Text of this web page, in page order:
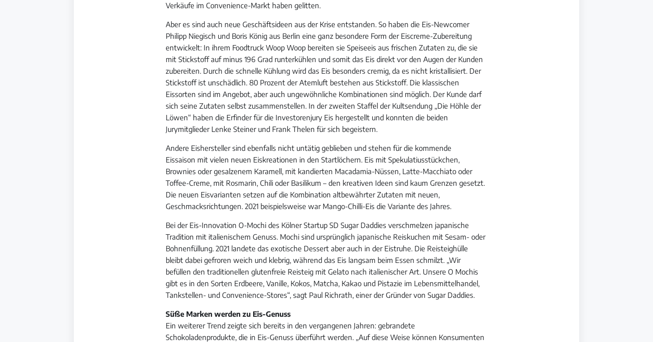
Verkäufe im Convenience-Markt haben gelitten.
Aber es sind auch neue Geschäftsideen aus der Krise entstanden. So haben die Eis-Newcomer
Philipp Niegisch und Boris König aus Berlin eine ganz besondere Form der Eiscreme-Zubereitung
entwickelt: In ihrem Foodtruck Woop Woop bereiten sie Speiseeis aus frischen Zutaten zu, die sie
mit Stickstoff auf minus 196 Grad runterkühlen und somit das Eis direkt vor den Augen der Kunden
zubereiten. Durch die schnelle Kühlung wird das Eis besonders cremig, da es nicht kristallisiert. Der
Stickstoff ist unschädlich. 80 Prozent der Atemluft bestehen aus Stickstoff. Die klassischen
Eissorten sind im Angebot, aber auch ungewöhnliche Kombinationen sind möglich. Der Kunde darf
sich seine Zutaten selbst zusammenstellen. In der zweiten Staffel der Kultsendung „Die Höhle der
Löwen“ haben die Erfinder für die Investorenjury Eis hergestellt und konnten die beiden
Jurymitglieder Lenke Steiner und Frank Thelen für sich begeistern.
Andere Eishersteller sind ebenfalls nicht untätig geblieben und stehen für die kommende
Eissaison mit vielen neuen Eiskreationen in den Startlöchern. Eis mit Spekulatiusstückchen,
Brownies oder gesalzenem Karamell, mit kandierten Macadamia-Nüssen, Latte-Macchiato oder
Toffee-Creme, mit Rosmarin, Chili oder Basilikum – den kreativen Ideen sind kaum Grenzen gesetzt.
Die neuen Eisvarianten setzen auf die Kombination altbewährter Zutaten mit neuen,
Geschmacksrichtungen. 2021 beispielsweise war Mango-Chilli-Eis die Variante des Jahres.
Bei der Eis-Innovation O-Mochi des Kölner Startup SD Sugar Daddies verschmelzen japanische
Tradition mit italienischem Genuss. Mochi sind ursprünglich japanische Reiskuchen mit Sesam- oder
Bohnenfüllung. 2021 landete das exotische Dessert aber auch in der Eistruhe. Die Reisteighülle
bleibt dabei gefroren weich und klebrig, während das Eis langsam beim Essen schmilzt. „Wir
befüllen den traditionellen glutenfreie Reisteig mit Gelato nach italienischer Art. Unsere O Mochis
gibt es in den Sorten Erdbeere, Vanille, Kokos, Matcha, Kakao und Pistazie im Lebensmittelhandel,
Tankstellen- und Convenience-Stores“, sagt Paul Richrath, einer der Gründer von Sugar Daddies.
Süße Marken werden zu Eis-Genuss
Ein weiterer Trend zeigte sich bereits in den vergangenen Jahren: gebrandete
Schokoladenprodukte, die in Eis-Genuss überführt werden. „Auf diese Weise können Konsumenten